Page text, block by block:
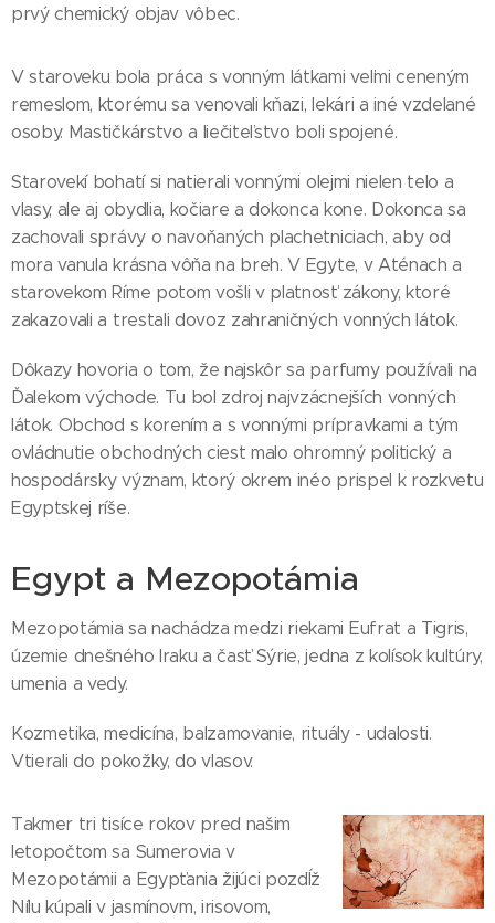
prvý chemický objav vôbec.
V staroveku bola práca s vonným látkami veľmi ceneným
remeslom, ktorému sa venovali kňazi, lekári a iné vzdelané
osoby. Mastičkárstvo a liečiteľstvo boli spojené.
Starovekí bohatí si natierali vonnými olejmi nielen telo a
vlasy, ale aj obydlia, kočiare a dokonca kone. Dokonca sa
zachovali správy o navoňaných plachetniciach, aby od
mora vanula krásna vôňa na breh. V Egyte, v Aténach a
starovekom Ríme potom vošli v platnosť zákony, ktoré
zakazovali a trestali dovoz zahraničných vonných látok.
Dôkazy hovoria o tom, že najskôr sa parfumy používali na
Ďalekom východe. Tu bol zdroj najvzácnejších vonných
látok. Obchod s korením a s vonnými prípravkami a tým
ovládnutie obchodných ciest malo ohromný politický a
hospodársky význam, ktorý okrem inéo prispel k rozkvetu
Egyptskej ríše.
Egypt a Mezopotámia
Mezopotámia sa nachádza medzi riekami Eufrat a Tigris,
územie dnešného Iraku a časť Sýrie, jedna z kolísok kultúry,
umenia a vedy.
Kozmetika, medicína, balzamovanie, rituály - udalosti.
Vtierali do pokožky, do vlasov.
Takmer tri tisíce rokov pred našim
letopočtom sa Sumerovia v
Mezopotámii a Egypťania žijúci pozdĺž
Nílu kúpali v jasmínovm, irisovom,